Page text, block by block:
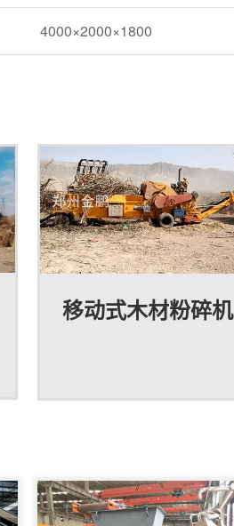
4000×2000×1800
移动式木材粉碎机